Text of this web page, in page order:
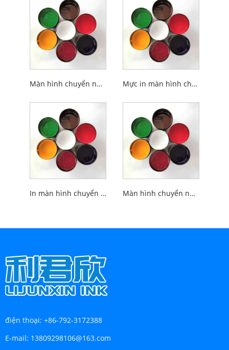
Màn hình chuyển nước UVLED In mực ABS Mực in màn hình chuyển nước UVLED
In màn hình chuyển nước UVLED Mực kim loại Màn hình chuyển nước UVLED In mực thép không gỉ
điện thoại: +86-792-3172388
E-mail: 13809298106@163.com